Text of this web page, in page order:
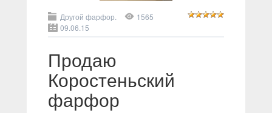
Другой фарфор.
1565
09.06.15
Продаю
Коростеньский
фарфор